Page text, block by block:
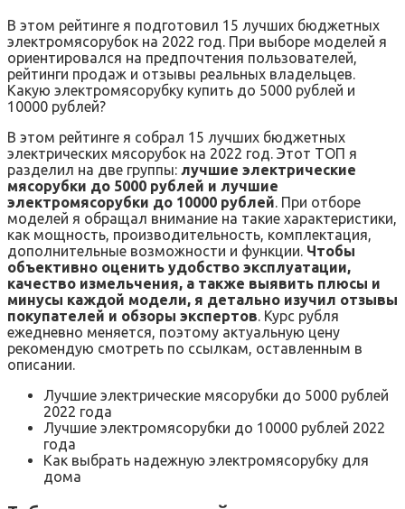
В этом рейтинге я подготовил 15 лучших бюджетных
электромясорубок на 2022 год. При выборе моделей я
ориентировался на предпочтения пользователей,
рейтинги продаж и отзывы реальных владельцев.
Какую электромясорубку купить до 5000 рублей и
10000 рублей?
В этом рейтинге я собрал 15 лучших бюджетных
электрических мясорубок на 2022 год. Этот ТОП я
разделил на две группы: лучшие электрические
мясорубки до 5000 рублей и лучшие
электромясорубки до 10000 рублей. При отборе
моделей я обращал внимание на такие характеристики,
как мощность, производительность, комплектация,
дополнительные возможности и функции. Чтобы
объективно оценить удобство эксплуатации,
качество измельчения, а также выявить плюсы и
минусы каждой модели, я детально изучил отзывы
покупателей и обзоры экспертов. Курс рубля
ежедневно меняется, поэтому актуальную цену
рекомендую смотреть по ссылкам, оставленным в
описании.
Лучшие электрические мясорубки до 5000 рублей
2022 года
Лучшие электромясорубки до 10000 рублей 2022
года
Как выбрать надежную электромясорубку для
дома